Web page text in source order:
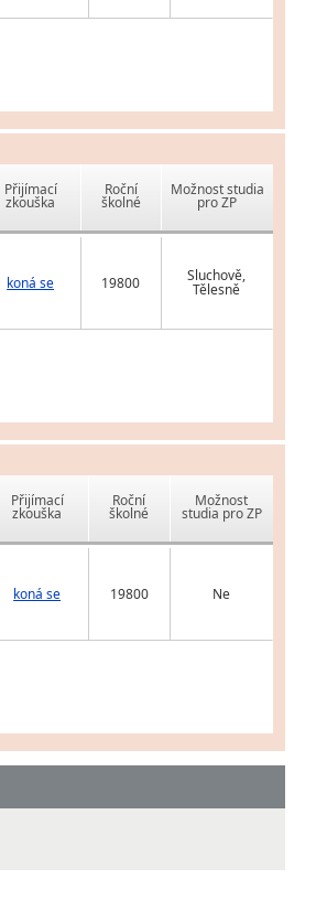
Přijímací
zkouška
Roční
školné
Možnost studia
pro ZP
koná se 19800 Sluchově,
Tělesně
Přijímací
zkouška
Roční
školné
Možnost
studia pro ZP
koná se 19800 Ne